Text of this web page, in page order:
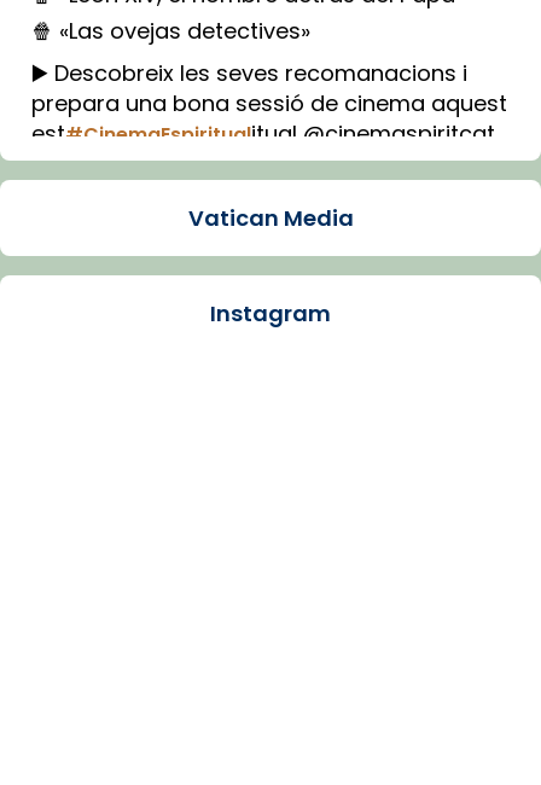
🍿 «Las ovejas detectives»
▶️ Descobreix les seves recomanacions i
prepara una bona sessió de cinema aquest
est#CinemaEspiritualitual @cinemaspiritcat
Imatge: Generada amb IA (OpenAI)
Arquebisbat de Barcelona
Vatican Media
Instagram